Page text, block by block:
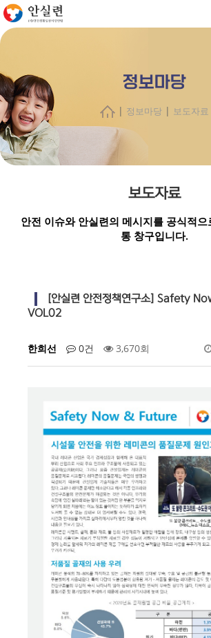
정보마당
| 정보마당 | 보도자료
보도자료
안전 이슈와 안실련의 메시지를 공식적
통 창구입니다.
[안실련 안전정책연구소] Safety
VOL02
한희선 0건 3,670회